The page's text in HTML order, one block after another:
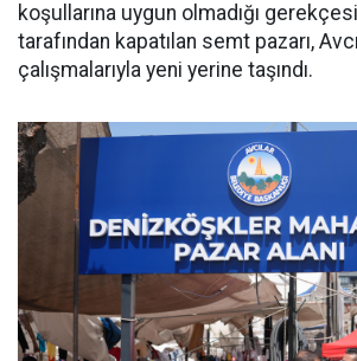
koşullarına uygun olmadığı
tarafından kapatılan semt pazarı,
çalışmalarıyla yeni yerine taşındı.